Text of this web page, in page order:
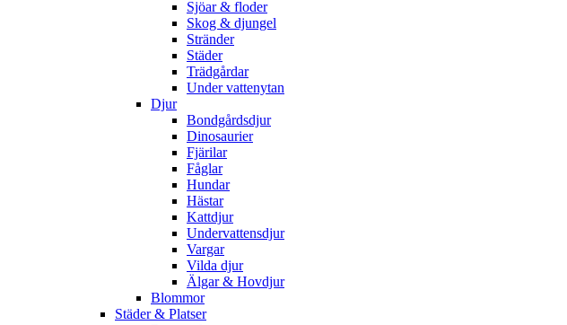
Sjöar & floder
Skog & djungel
Stränder
Städer
Trädgårdar
Under vattenytan
Djur
Bondgårdsdjur
Dinosaurier
Fjärilar
Fåglar
Hundar
Hästar
Kattdjur
Undervattensdjur
Vargar
Vilda djur
Älgar & Hovdjur
Blommor
Städer & Platser